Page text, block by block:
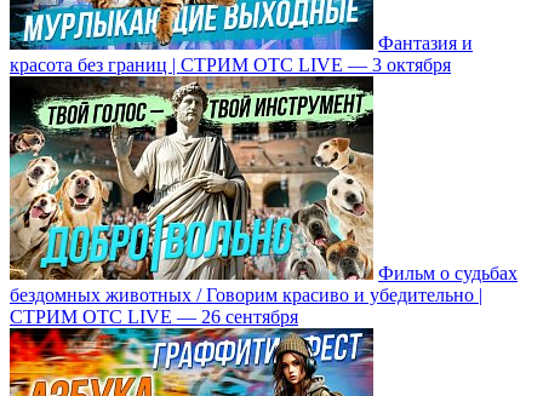
Фантазия и
красота без границ | СТРИМ ОТС LIVE — 3 октября
Фильм о судьбах
бездомных животных / Говорим красиво и убедительно |
СТРИМ ОТС LIVE — 26 сентября